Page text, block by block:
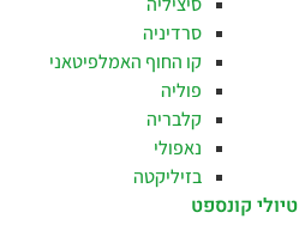
סרדיניה
קו החוף האמלפיטאני
פוליה
קלבריה
נאפולי
בזיליקטה
טיולי קונספט